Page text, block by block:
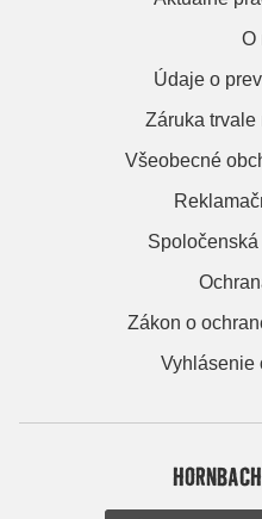
O
Údaje o
Záruka
Všeobecné
Zákon o
Vyhlásenie